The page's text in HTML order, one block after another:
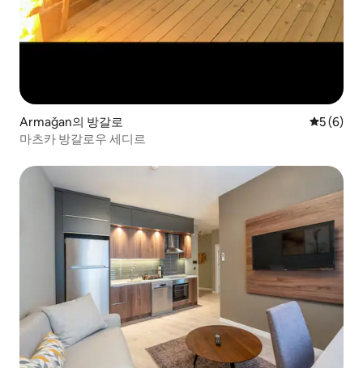
Armağan의 방갈로 평점 5점
5 (6)
마츠카 방갈로우 세디르